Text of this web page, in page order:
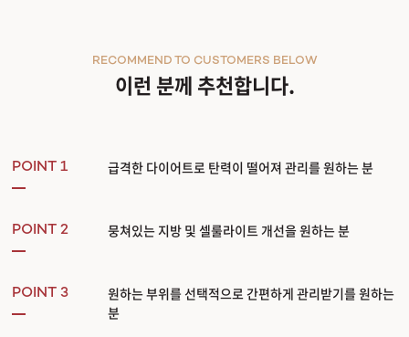
이런 분께 추천합니다.
RECOMMEND TO CUSTOMERS BELOW
POINT 1 급격한 다이어트로 탄력이 떨어져 관리를 원하는 분
POINT 2 뭉쳐있는 지방 및 셀룰라이트 개선을 원하는 분
POINT 3
원하는 부위를 선택적으로 간편하게 관리받기를 원하는
분